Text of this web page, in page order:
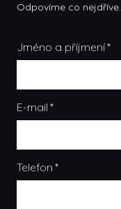
Odpovíme co nejdříve.
Jméno a příjmení*
E-mail *
Telefon *